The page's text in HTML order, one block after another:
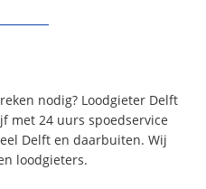
nodig? Loodgieter Delft
met 24 uurs spoedservice
Delft en daarbuiten. Wij
loodgieters.